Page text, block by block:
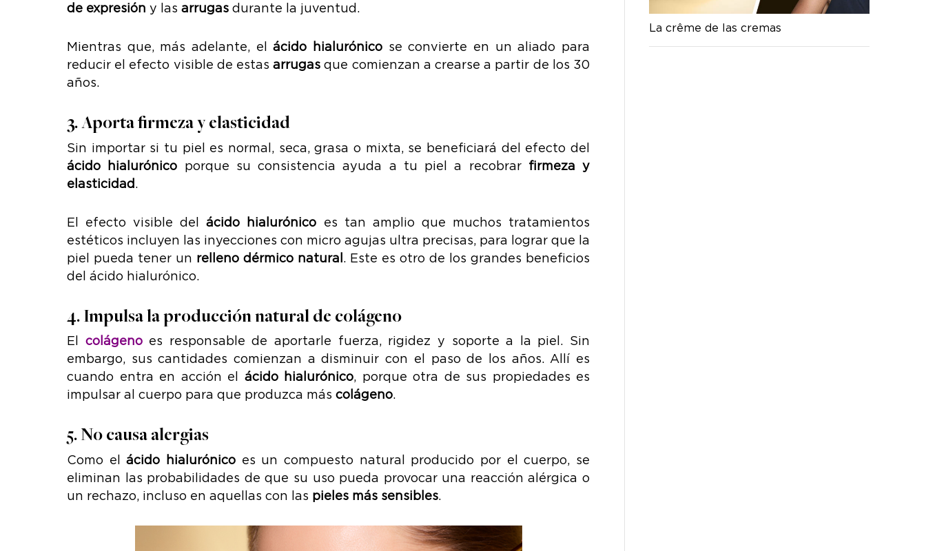
de expresión y las arrugas durante la juventud.
Mientras que, más adelante, elácido hialurónico se convierte en un aliado para
reducir el efecto visible de estasarrugas que comienzan a crearse a partir de los 30
años.
3. Aporta firmeza y elasticidad
Sin importar si tu piel es normal, seca, grasa o mixta, se beneficiará del efecto del
ácido hialurónico porque su consistencia ayuda a tu piel a recobrar firmeza y
elasticidad.
El efecto visible delácido hialurónico es tan amplio que muchos tratamientos
estéticos incluyen las inyecciones con micro agujas ultra precisas, para lograr que la
piel pueda tener un relleno dérmico natural . Este es otro de los grandes beneficios
del ácido hialurónico.
4. Impulsa la producción natural de colágeno
El colágenoes responsable de aportarle fuerza, rigidez y soporte a la piel. Sin
embargo, sus cantidades comienzan a disminuir con el paso de los años. Allí es
cuando entra en acción el ácido hialurónico, porque otra de sus propiedades es
impulsar al cuerpo para que produzca más colágeno.
5. No causa alergias
Como elácido hialurónico es un compuesto natural producido por el cuerpo, se
eliminan las probabilidades de que su uso pueda provocar una reacción alérgica o
un rechazo, incluso en aquellas con las pieles más sensibles.
La crême de las cremas